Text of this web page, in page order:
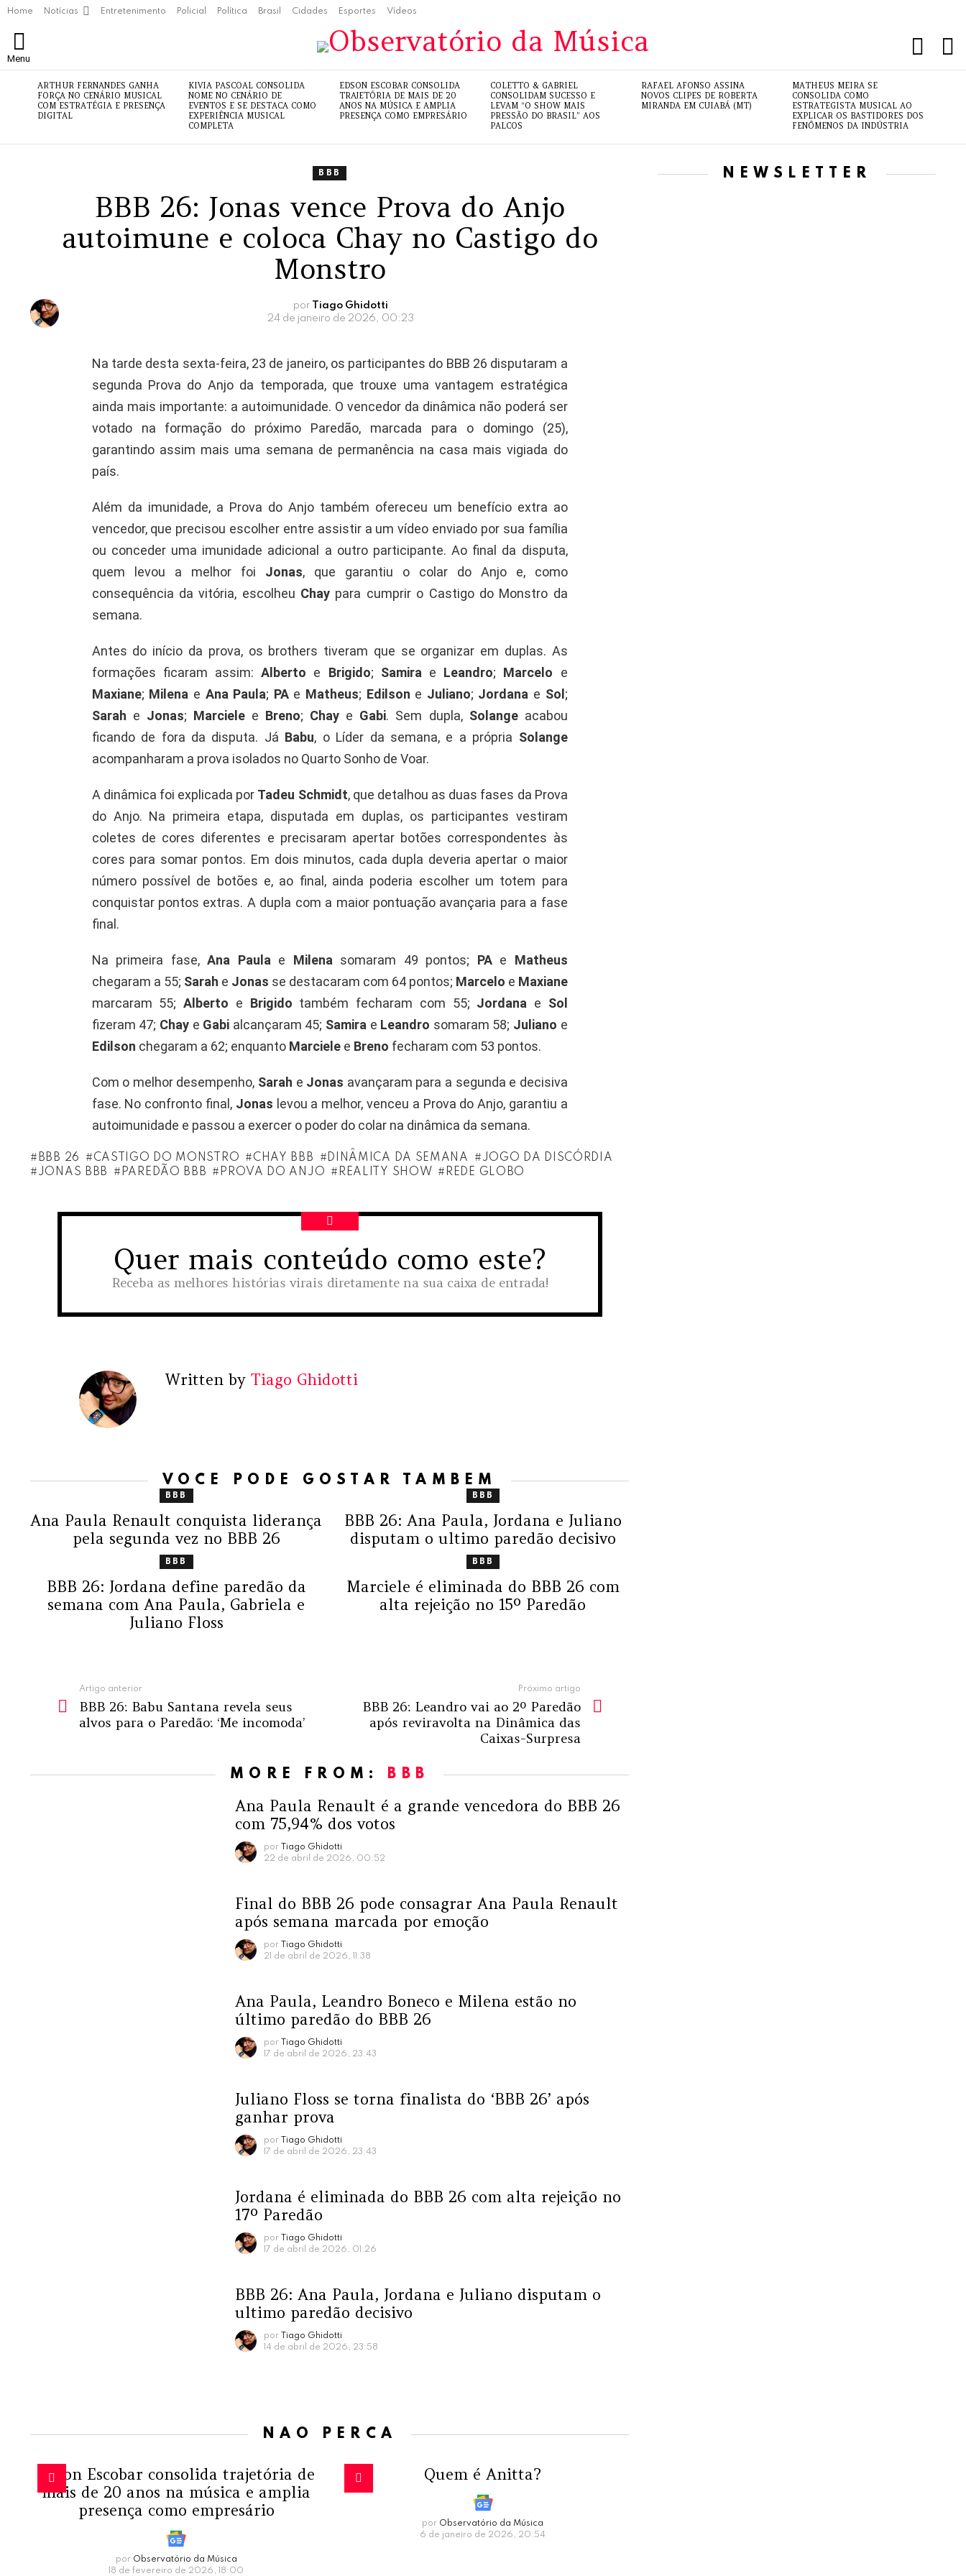
Home Notícias Entretenimento Policial Política Brasil Cidades Esportes Vídeos
Menu
ÚLTIMAS
NOTÍCIAS
ARTHUR FERNANDES GANHA
FORÇA NO CENÁRIO MUSICAL
COM ESTRATÉGIA E PRESENÇA
DIGITAL
KIVIA PASCOAL CONSOLIDA
NOME NO CENÁRIO DE
EVENTOS E SE DESTACA COMO
EXPERIÊNCIA MUSICAL
COMPLETA
EDSON ESCOBAR CONSOLIDA
TRAJETÓRIA DE MAIS DE 20
ANOS NA MÚSICA E AMPLIA
PRESENÇA COMO EMPRESÁRIO
COLETTO & GABRIEL
CONSOLIDAM SUCESSO E
LEVAM “O SHOW MAIS
PRESSÃO DO BRASIL” AOS
PALCOS
RAFAEL AFONSO ASSINA
NOVOS CLIPES DE ROBERTA
MIRANDA EM CUIABÁ (MT)
MATHEUS MEIRA SE
CONSOLIDA COMO
ESTRATEGISTA MUSICAL AO
EXPLICAR OS BASTIDORES DOS
FENÔMENOS DA INDÚSTRIA
BBB
BBB 26: Jonas vence Prova do Anjo
autoimune e coloca Chay no Castigo do
Monstro
por
Tiago Ghidotti
24 de janeiro de 2026, 00:23
Na tarde desta sexta-feira, 23 de janeiro, os participantes do BBB 26 disputaram a
segunda Prova do Anjo da temporada, que trouxe uma vantagem estratégica
ainda mais importante: a autoimunidade. O vencedor da dinâmica não poderá ser
votado na formação do próximo Paredão, marcada para o domingo (25),
garantindo assim mais uma semana de permanência na casa mais vigiada do
país.
Além da imunidade, a Prova do Anjo também ofereceu um benefício extra ao
vencedor, que precisou escolher entre assistir a um vídeo enviado por sua família
ou conceder uma imunidade adicional a outro participante. Ao final da disputa,
quem levou a melhor foi Jonas, que garantiu o colar do Anjo e, como
consequência da vitória, escolheu Chay para cumprir o Castigo do Monstro da
semana.
Antes do início da prova, os brothers tiveram que se organizar em duplas. As
formações ficaram assim:Alberto e Brigido; Samira e Leandro; Marcelo e
Maxiane; Milena e Ana Paula; PAe Matheus; Edilson e Juliano; Jordana e Sol ;
Sarah e Jonas; Marcielee Breno; Chay e Gabi. Sem dupla, Solangeacabou
ficando de fora da disputa. Já Babu, o Líder da semana, e a própria Solange
acompanharam a prova isolados no Quarto Sonho de Voar.
A dinâmica foi explicada por Tadeu Schmidt, que detalhou as duas fases da Prova
do Anjo. Na primeira etapa, disputada em duplas, os participantes vestiram
coletes de cores diferentes e precisaram apertar botões correspondentes às
cores para somar pontos. Em dois minutos, cada dupla deveria apertar o maior
número possível de botões e, ao final, ainda poderia escolher um totem para
conquistar pontos extras. A dupla com a maior pontuação avançaria para a fase
final.
Na primeira fase,Ana Paula e Milena somaram 49 pontos; PAe Matheus
chegaram a 55; Sarah e Jonas se destacaram com 64 pontos; Marcelo e Maxiane
marcaram 55;Alberto e Brigido também fecharam com 55; Jordana e Sol
fizeram 47; Chaye Gabi alcançaram 45; Samira e Leandro somaram 58; Juliano e
Edilson chegaram a 62; enquanto Marcielee Breno fecharam com 53 pontos.
Com o melhor desempenho, Sarah e Jonas avançaram para a segunda e decisiva
fase. No confronto final, Jonas levou a melhor, venceu a Prova do Anjo, garantiu a
autoimunidade e passou a exercer o poder do colar na dinâmica da semana.
BBB 26 CASTIGO DO MONSTRO CHAY BBB DINÂMICA DA SEMANA
JOGO DA DISCÓRDIA
JONAS BBB
PAREDÃO BBB PROVA DO ANJO REALITY SHOW REDE GLOBO
NEWSLETTER
Quer mais conteúdo como este?
Receba as melhores histórias virais diretamente na sua caixa de entrada!
Written by Tiago Ghidotti
VOCÊ PODE GOSTAR TAMBÉM
BBB
Ana Paula Renault conquista liderança
pela segunda vez no BBB 26
BBB
BBB 26: Ana Paula, Jordana e Juliano
disputam o ultimo paredão decisivo
BBB
BBB 26: Jordana define paredão da
semana com Ana Paula, Gabriela e
Juliano Floss
BBB
Marciele é eliminada do BBB 26 com
alta rejeição no 15º Paredão
mais
Artigo anterior
BBB 26: Babu Santana revela seus
alvos para o Paredão: ‘Me incomoda’
Próximo artigo
BBB 26: Leandro vai ao 2º Paredão
após reviravolta na Dinâmica das
Caixas-Surpresa
MORE FROM: BBB
Ana Paula Renault é a grande vencedora do BBB 26
com 75,94% dos votos
por
Tiago Ghidotti
22 de abril de 2026, 00:52
Final do BBB 26 pode consagrar Ana Paula Renault
após semana marcada por emoção
por
Tiago Ghidotti
21 de abril de 2026, 11:38
Ana Paula, Leandro Boneco e Milena estão no
último paredão do BBB 26
por
Tiago Ghidotti
17 de abril de 2026, 23:43
Juliano Floss se torna finalista do ‘BBB 26’ após
ganhar prova
por
Tiago Ghidotti
17 de abril de 2026, 23:43
Jordana é eliminada do BBB 26 com alta rejeição no
17º Paredão
por
Tiago Ghidotti
17 de abril de 2026, 01:26
BBB 26: Ana Paula, Jordana e Juliano disputam o
ultimo paredão decisivo
por
Tiago Ghidotti
14 de abril de 2026, 23:58
NÃO PERCA
Edson Escobar consolida trajetória de
mais de 20 anos na música e amplia
presença como empresário
por Observatório da Música
18 de fevereiro de 2026, 18:00
Quem é Anitta?
por Observatório da Música
6 de janeiro de 2026, 20:54
NEWSLETTER